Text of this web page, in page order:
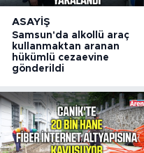
ASAYIŞ
Samsun'da alkollü araç
kullanmaktan aranan
hükümlü cezaevine
gönderildi